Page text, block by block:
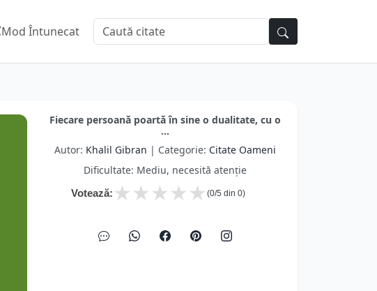
Mod Întunecat
Fiecare persoană poartă în sine o dualitate, cu o
...
Autor: Khalil Gibran | Categorie: Citate Oameni
Dificultate: Mediu, necesită atenție
Votează: ★
★
★
★
★ (0/5 din 0)